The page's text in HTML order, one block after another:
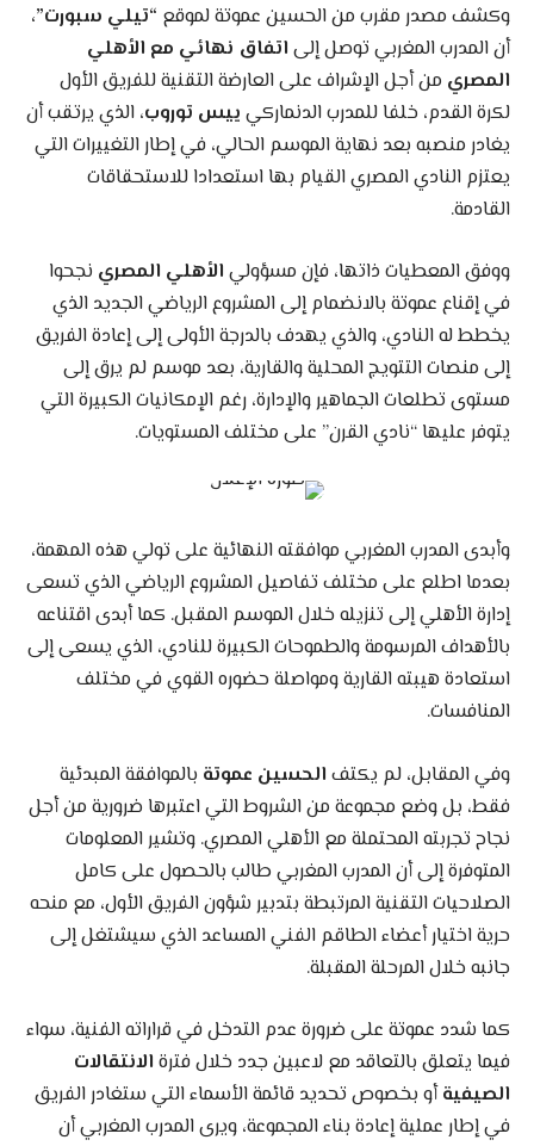
وكشف مصدر مقرب من الحسين عموتة لموقع“تيلي سبورت”،
أن المدرب المغربي توصل إلىاتفاق نهائي مع الأهلي
المصريمن أجل الإشراف على العارضة التقنية للفريق الأول
لكرة القدم، خلفا للمدرب الدنماركيييس توروب، الذي يرتقب أن
يغادر منصبه بعد نهاية الموسم الحالي، في إطار التغييرات التي
يعتزم النادي المصري القيام بها استعدادا للاستحقاقات
القادمة.
ووفق المعطيات ذاتها، فإن مسؤوليالأهلي المصرينجحوا
في إقناع عموتة بالانضمام إلى المشروع الرياضي الجديد الذي
يخطط له النادي، والذي يهدف بالدرجة الأولى إلى إعادة الفريق
إلى منصات التتويج المحلية والقارية، بعد موسم لم يرق إلى
مستوى تطلعات الجماهير والإدارة، رغم الإمكانيات الكبيرة التي
يتوفر عليها “نادي القرن” على مختلف المستويات.
وأبدى المدرب المغربي موافقته النهائية على تولي هذه المهمة،
بعدما اطلع على مختلف تفاصيل المشروع الرياضي الذي تسعى
إدارة الأهلي إلى تنزيله خلال الموسم المقبل. كما أبدى اقتناعه
بالأهداف المرسومة والطموحات الكبيرة للنادي، الذي يسعى إلى
استعادة هيبته القارية ومواصلة حضوره القوي في مختلف
المنافسات.
وفي المقابل، لم يكتفالحسين عموتةبالموافقة المبدئية
فقط، بل وضع مجموعة من الشروط التي اعتبرها ضرورية من أجل
نجاح تجربته المحتملة مع الأهلي المصري. وتشير المعلومات
المتوفرة إلى أن المدرب المغربي طالب بالحصول على كامل
الصلاحيات التقنية المرتبطة بتدبير شؤون الفريق الأول، مع منحه
حرية اختيار أعضاء الطاقم الفني المساعد الذي سيشتغل إلى
جانبه خلال المرحلة المقبلة.
كما شدد عموتة على ضرورة عدم التدخل في قراراته الفنية، سواء
فيما يتعلق بالتعاقد مع لاعبين جدد خلال فترةالانتقالات
الصيفيةأو بخصوص تحديد قائمة الأسماء التي ستغادر الفريق
في إطار عملية إعادة بناء المجموعة، ويرى المدرب المغربي أن